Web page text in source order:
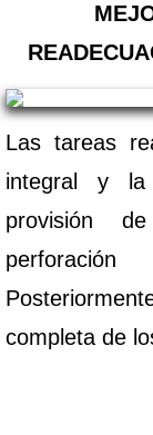
Las tareas
integral y la
provisión
completa de